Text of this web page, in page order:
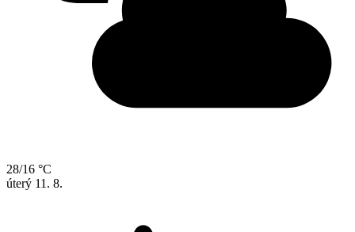
28/16 °C
úterý 11. 8.